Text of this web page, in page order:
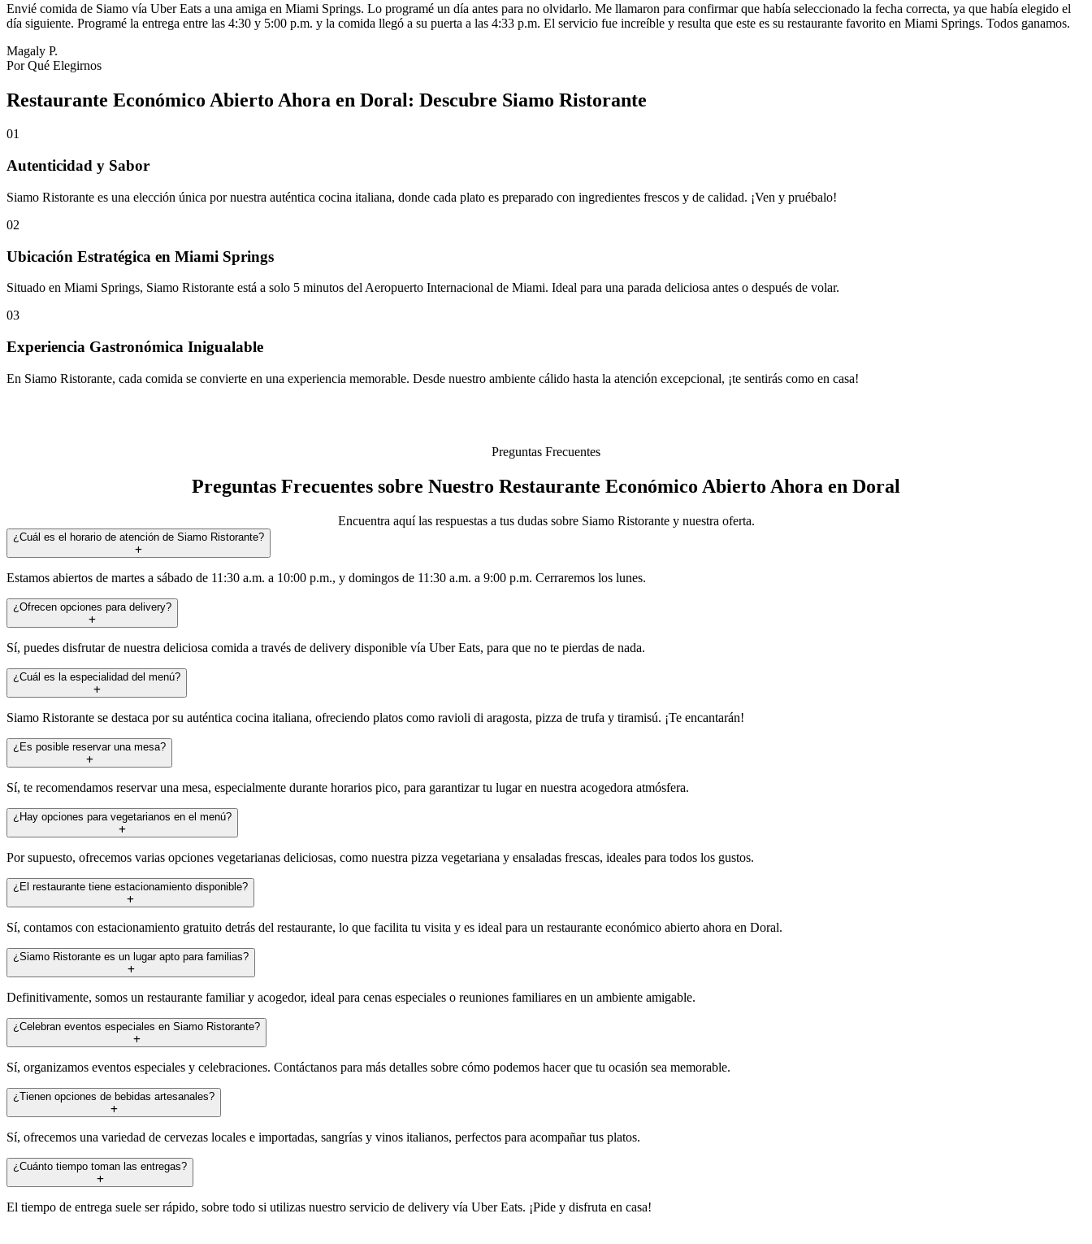
Envié comida de Siamo vía Uber Eats a una amiga en Miami Springs. Lo programé un día antes para no olvidarlo. Me llamaron para confirmar que había seleccionado la fecha correcta, ya que había elegido el
día siguiente. Programé la entrega entre las 4:30 y 5:00 p.m. y la comida llegó a su puerta a las 4:33 p.m. El servicio fue increíble y resulta que este es su restaurante favorito en Miami Springs. Todos ganamos.
Magaly P.
Por Qué Elegirnos
Restaurante Económico Abierto Ahora en Doral: Descubre Siamo Ristorante
01
Autenticidad y Sabor
Siamo Ristorante es una elección única por nuestra auténtica cocina italiana, donde cada plato es preparado con ingredientes frescos y de calidad. ¡Ven y pruébalo!
02
Ubicación Estratégica en Miami Springs
Situado en Miami Springs, Siamo Ristorante está a solo 5 minutos del Aeropuerto Internacional de Miami. Ideal para una parada deliciosa antes o después de volar.
03
Experiencia Gastronómica Inigualable
En Siamo Ristorante, cada comida se convierte en una experiencia memorable. Desde nuestro ambiente cálido hasta la atención excepcional, ¡te sentirás como en casa!
Preguntas Frecuentes
Preguntas Frecuentes sobre Nuestro Restaurante Económico Abierto Ahora en Doral
Encuentra aquí las respuestas a tus dudas sobre Siamo Ristorante y nuestra oferta.
¿Cuál es el horario de atención de Siamo Ristorante?
Estamos abiertos de martes a sábado de 11:30 a.m. a 10:00 p.m., y domingos de 11:30 a.m. a 9:00 p.m. Cerraremos los lunes.
¿Ofrecen opciones para delivery?
Sí, puedes disfrutar de nuestra deliciosa comida a través de delivery disponible vía Uber Eats, para que no te pierdas de nada.
¿Cuál es la especialidad del menú?
Siamo Ristorante se destaca por su auténtica cocina italiana, ofreciendo platos como ravioli di aragosta, pizza de trufa y tiramisú. ¡Te encantarán!
¿Es posible reservar una mesa?
Sí, te recomendamos reservar una mesa, especialmente durante horarios pico, para garantizar tu lugar en nuestra acogedora atmósfera.
¿Hay opciones para vegetarianos en el menú?
Por supuesto, ofrecemos varias opciones vegetarianas deliciosas, como nuestra pizza vegetariana y ensaladas frescas, ideales para todos los gustos.
¿El restaurante tiene estacionamiento disponible?
Sí, contamos con estacionamiento gratuito detrás del restaurante, lo que facilita tu visita y es ideal para un restaurante económico abierto ahora en Doral.
¿Siamo Ristorante es un lugar apto para familias?
Definitivamente, somos un restaurante familiar y acogedor, ideal para cenas especiales o reuniones familiares en un ambiente amigable.
¿Celebran eventos especiales en Siamo Ristorante?
Sí, organizamos eventos especiales y celebraciones. Contáctanos para más detalles sobre cómo podemos hacer que tu ocasión sea memorable.
¿Tienen opciones de bebidas artesanales?
Sí, ofrecemos una variedad de cervezas locales e importadas, sangrías y vinos italianos, perfectos para acompañar tus platos.
¿Cuánto tiempo toman las entregas?
El tiempo de entrega suele ser rápido, sobre todo si utilizas nuestro servicio de delivery vía Uber Eats. ¡Pide y disfruta en casa!